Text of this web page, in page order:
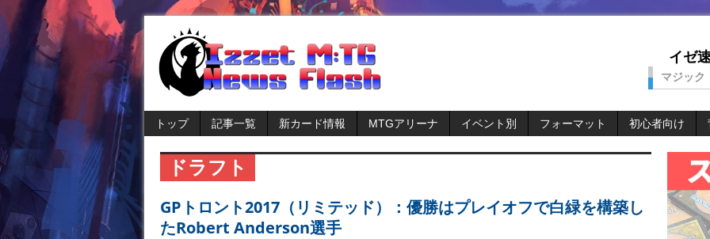
イゼ
マジック
トップ 記事一覧 新カード情報 MTGアリーナ イベント別 フォーマット 初心者向け
ドラフト
GPトロント2017（リミテッド）：優勝はプレイオフで白緑を構築し
たRobert Anderson選手